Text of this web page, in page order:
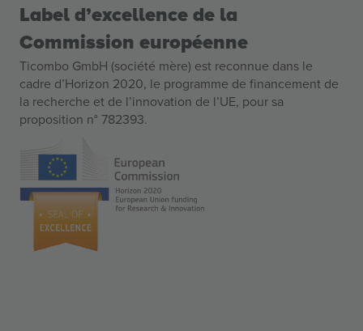
Label d’excellence de la
Commission européenne
Ticombo GmbH (société mère) est reconnue dans le
cadre d’Horizon 2020, le programme de financement de
la recherche et de l’innovation de l’UE, pour sa
proposition n° 782393.